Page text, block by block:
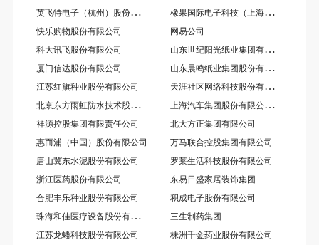
英
飞特电子（杭州）股份有限公司 橡
果国际电子科技（上海）有限公司
快乐购物股份有限公司
网易公司
科大讯飞股份有限公司
山
东世纪阳光纸业集团有限公司
厦门信达股份有限公司 山
东晨鸣纸业集团股份有限公司
江苏红旗种业股份有限公司 天
涯社区网络科技股份有限公司
北
京东方雨虹防水技术股份有限公司 上
海汽车集团股份有限公司乘用车公司
祥源控股集团有限责任公司
北大方正集团有限公司
惠而浦（中国）股份有限公司
万马联合控股集团有限公司
唐山冀东水泥股份有限公司
罗莱生活科技股份有限公司
浙江医药股份有限公司
东易日盛家居装饰集团
合肥丰乐种业股份有限公司
积成电子股份有限公司
珠
海和佳医疗设备股份有限公司
三生制药集团
江苏龙蟠科技股份有限公司
株洲千金药业股份有限公司